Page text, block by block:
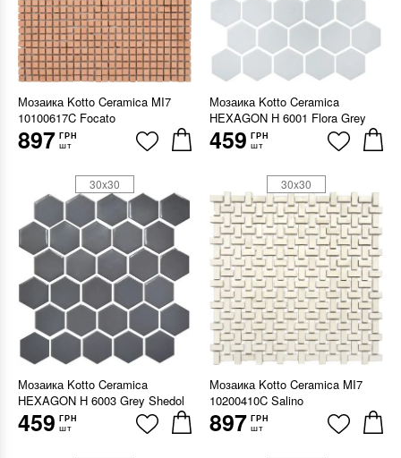
Мозаика Kotto Ceramica MI7
10100617C Focato
897 ГРН
шт
Мозаика Kotto Ceramica
HEXAGON H 6001 Flora Grey
459 ГРН
шт
Мозаика Kotto Ceramica
HEXAGON H 6003 Grey Shedol
459 ГРН
шт
30x30
Мозаика Kotto Ceramica MI7
10200410C Salino
897 ГРН
шт
30x30